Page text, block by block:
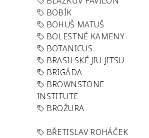
BOBÍK
BOHUŠ MATUŠ
BOLESTNÉ KAMENY
BOTANICUS
BRASILSKÉ JIU-JITSU
BRIGÁDA
BROWNSTONE
INSTITUTE
BROŽURA
BŘETISLAV ROHÁČEK